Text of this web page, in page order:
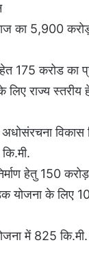
का 5,900
175 करोड का
लिए राज्य
हेतु 150
योजना के लिए
में 825